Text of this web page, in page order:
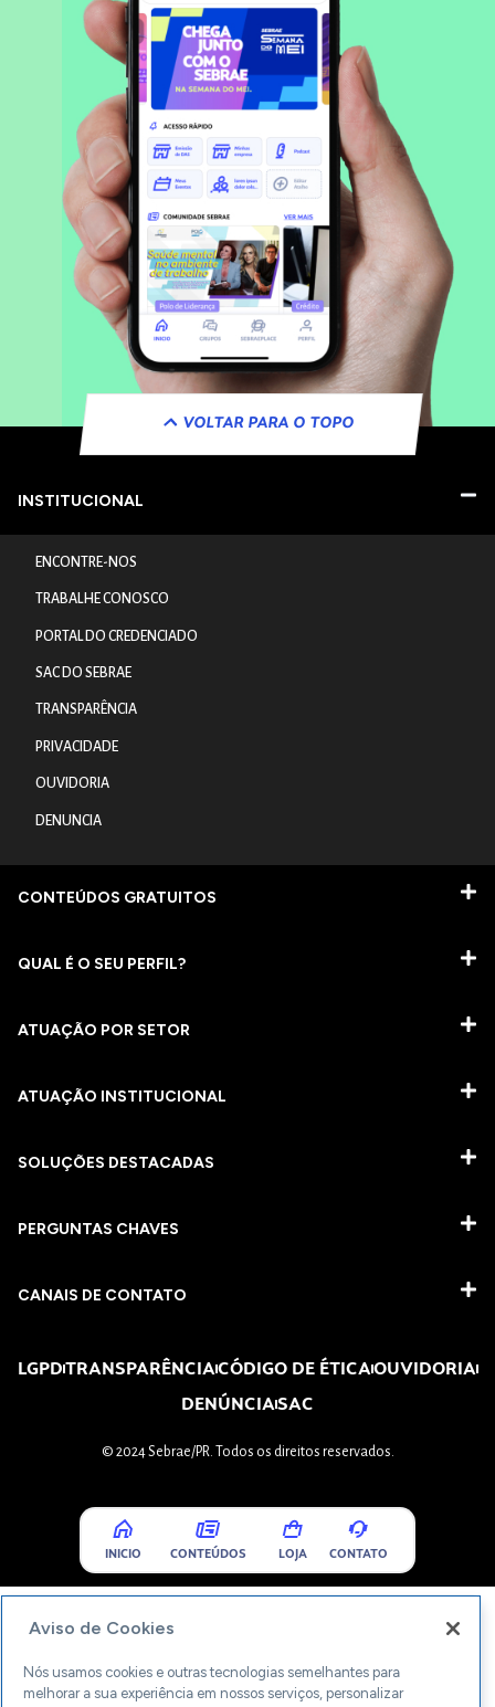
VOLTAR PARA O TOPO
INSTITUCIONAL
ENCONTRE-NOS
TRABALHE CONOSCO
PORTAL DO CREDENCIADO
SAC DO SEBRAE
TRANSPARÊNCIA
PRIVACIDADE
OUVIDORIA
DENUNCIA
CONTEÚDOS GRATUITOS
QUAL É O SEU PERFIL?
ATUAÇÃO POR SETOR
ATUAÇÃO INSTITUCIONAL
SOLUÇÕES DESTACADAS
PERGUNTAS CHAVES​
CANAIS DE CONTATO
LGPDTRANSPARÊNCIACÓDIGO DE ÉTICAOUVIDORIA
DENÚNCIASAC
© 2024 Sebrae/PR. Todos os direitos reservados.
INICIO CONTEÚDOS LOJA CONTATO
Aviso de Cookies
Nós usamos cookies e outras tecnologias semelhantes para
melhorar a sua experiência em nossos serviços, personalizar